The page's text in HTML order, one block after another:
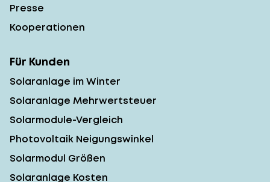
Presse
Kooperationen
Für Kunden
Solaranlage im Winter
Solaranlage Mehrwertsteuer
Solarmodule-Vergleich
Photovoltaik Neigungswinkel
Solarmodul Größen
Solaranlage Kosten